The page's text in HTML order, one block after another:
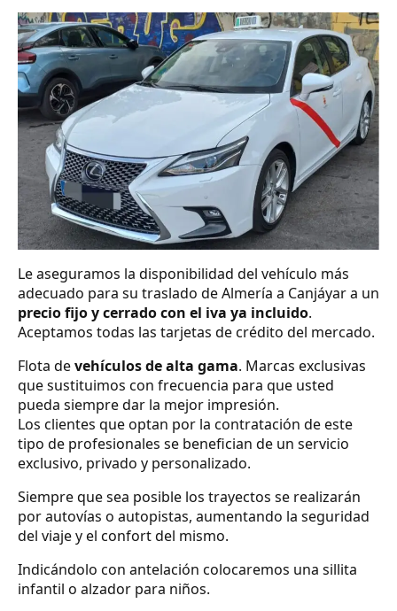
Le aseguramos la disponibilidad del vehículo más
adecuado para su traslado de Almería a Canjáyar a un
precio fijo y cerrado con el iva ya incluido.
Aceptamos todas las tarjetas de crédito del mercado.
Flota devehículos de alta gama. Marcas exclusivas
que sustituimos con frecuencia para que usted
pueda siempre dar la mejor impresión.
Los clientes que optan por la contratación de este
tipo de profesionales se benefician de un servicio
exclusivo, privado y personalizado.
Siempre que sea posible los trayectos se realizarán
por autovías o autopistas, aumentando la seguridad
del viaje y el confort del mismo.
Indicándolo con antelación colocaremos una sillita
infantil o alzador para niños.